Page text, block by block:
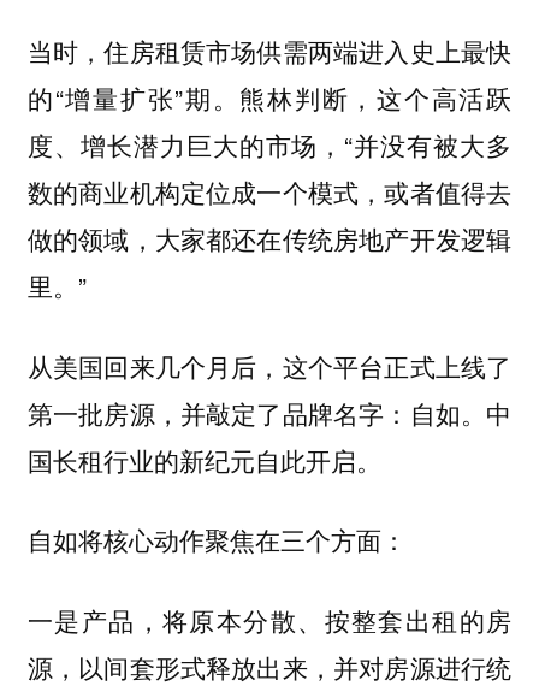
当时，住房租赁市场供需两端进入史上最快
的“增量扩张”期。熊林判断，这个高活跃
度、增长潜力巨大的市场，“并没有被大多
数的商业机构定位成一个模式，或者值得去
做的领域，大家都还在传统房地产开发逻辑
里。”
从美国回来几个月后，这个平台正式上线了
第一批房源，并敲定了品牌名字：自如。中
国长租行业的新纪元自此开启。
自如将核心动作聚焦在三个方面：
一是产品，将原本分散、按整套出租的房
源，以间套形式释放出来，并对房源进行统